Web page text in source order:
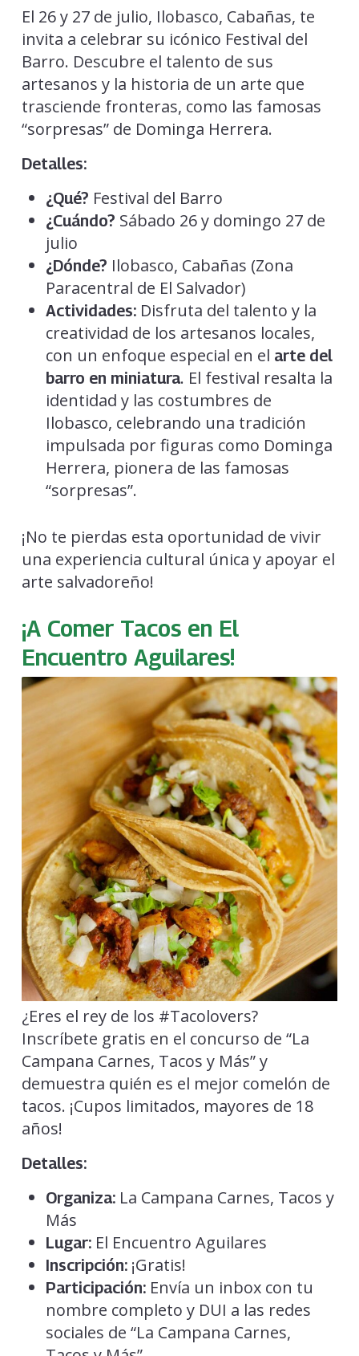
El 26 y 27 de julio, Ilobasco, Cabañas, te
invita a celebrar su icónico Festival del
Barro. Descubre el talento de sus
artesanos y la historia de un arte que
trasciende fronteras, como las famosas
“sorpresas” de Dominga Herrera.
Detalles:
¿Qué? Festival del Barro
¿Cuándo? Sábado 26 y domingo 27 de
julio
¿Dónde? Ilobasco, Cabañas (Zona
Paracentral de El Salvador)
Actividades:Disfruta del talento y la
creatividad de los artesanos locales,
con un enfoque especial en el arte del
barro en miniatura. El festival resalta la
identidad y las costumbres de
Ilobasco, celebrando una tradición
impulsada por figuras como Dominga
Herrera, pionera de las famosas
“sorpresas”.
¡No te pierdas esta oportunidad de vivir
una experiencia cultural única y apoyar el
arte salvadoreño!
¡A Comer Tacos en El
Encuentro Aguilares!
¿Eres el rey de los #Tacolovers?
Inscríbete gratis en el concurso de “La
Campana Carnes, Tacos y Más” y
demuestra quién es el mejor comelón de
tacos. ¡Cupos limitados, mayores de 18
años!
Detalles:
Organiza:La Campana Carnes, Tacos y
Más
Lugar:El Encuentro Aguilares
Inscripción:¡Gratis!
Participación:Envía un inbox con tu
nombre completo y DUI a las redes
sociales de “La Campana Carnes,